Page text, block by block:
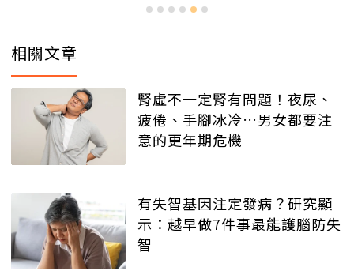
相關文章
腎虛不一定腎有問題！夜尿、
疲倦、手腳冰冷…男女都要注
意的更年期危機
有失智基因注定發病？研究顯
示：越早做7件事最能護腦防失
智